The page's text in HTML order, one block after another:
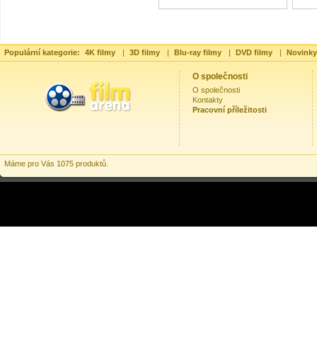
Populární kategorie: 4K filmy | 3D filmy | Blu-ray filmy | DVD filmy |
O společnosti
O společnosti
Kontakty
Pracovní příležitosti
Máme pro Vás 1075 produktů.